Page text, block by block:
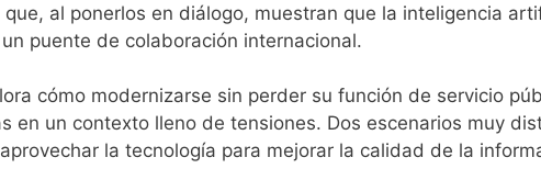
al ponerlos en diálogo, muestran que la inteligencia
puente de colaboración internacional.
cómo modernizarse sin perder su función de servicio
en un contexto lleno de tensiones. Dos escenarios muy
la tecnología para mejorar la calidad de la